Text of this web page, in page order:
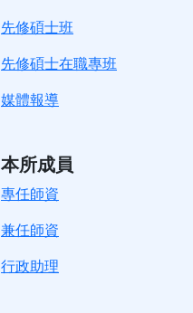
先修碩士班
先修碩士在職專班
媒體報導
本所成員
專任師資
兼任師資
行政助理